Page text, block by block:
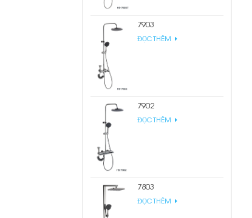
7903
ĐỌC THÊM
7902
ĐỌC THÊM
7803
ĐỌC THÊM